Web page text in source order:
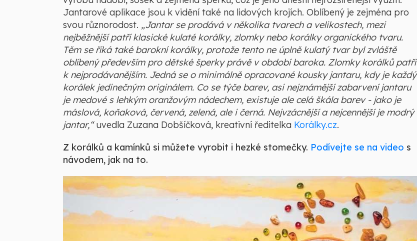
Jantarové aplikace jsou k vidění také na lidových krojích. Oblíbený je zejména pro
svou různorodost. „Jantar se prodává v několika tvarech a velikostech, mezi
nejběžnější patří klasické kulaté korálky, zlomky nebo korálky organického tvaru.
Těm se říká také barokní korálky, protože tento ne úplně kulatý tvar byl zvláště
oblíbený především pro dětské šperky právě v období baroka. Zlomky korálků patří
k nejprodávanějším. Jedná se o minimálně opracované kousky jantaru, kdy je každý
korálek jedinečným originálem. Co se týče barev, asi nejznámější zabarvení jantaru
je medové s lehkým oranžovým nádechem, existuje ale celá škála barev - jako je
máslová, koňaková, červená, zelená, ale i černá. Nejvzácnější a nejcennější je modrý
jantar,“ uvedla Zuzana Dobšíčková, kreativní ředitelka Korálky.cz.
Z korálků a kamínků si můžete vyrobit i hezké stomečky. Podívejte se na video s
návodem, jak na to.